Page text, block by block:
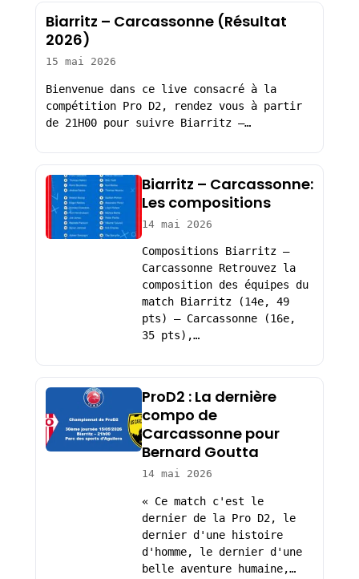
Biarritz – Carcassonne (Résultat
2026)
15 mai 2026
Bienvenue dans ce live consacré à la
compétition Pro D2, rendez vous à partir
de 21H00 pour suivre Biarritz –…
Biarritz – Carcassonne:
Les compositions
14 mai 2026
Compositions Biarritz –
Carcassonne Retrouvez la
composition des équipes du
match Biarritz (14e, 49
pts) – Carcassonne (16e,
35 pts),…
ProD2 : La dernière
compo de
Carcassonne pour
Bernard Goutta
14 mai 2026
« Ce match c'est le
dernier de la Pro D2, le
dernier d'une histoire
d'homme, le dernier d'une
belle aventure humaine,…